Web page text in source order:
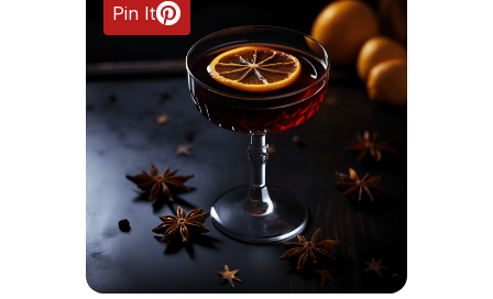
Pin It